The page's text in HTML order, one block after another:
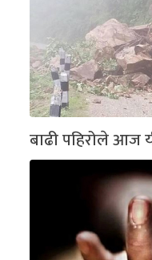
बाढी पहिरोले आज